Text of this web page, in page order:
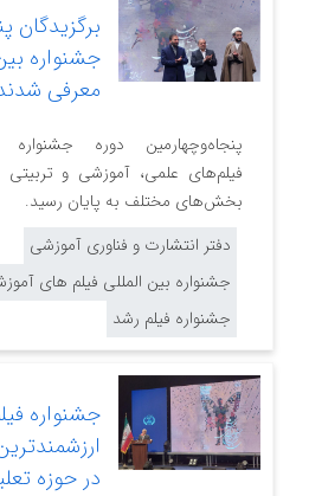
برگزیدگان
جشنواره
معرفی
پنجاه‌وچهارمین دوره جشنواره
فیلم‌های علمی، آموزشی و تربیتی
بخش‌های مختلف به پایان رسید.
دفتر انتشارت و فناوری آموزشی
جشنواره بین المللی فیلم های
جشنواره فیلم رشد
جشنواره
در حوزه